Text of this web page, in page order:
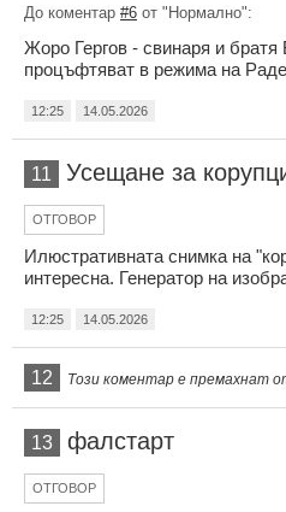
До коментар #6 от "Нормално":
Жоро Гергов - свинаря и
процъфтяват в режима на
12:25 14.05.2026
11 Усещане за
ОТГОВОР
Илюстративната снимка на
интересна. Генератор на
12:25 14.05.2026
12 Този коментар е премахнат
13 фалстарт
ОТГОВОР